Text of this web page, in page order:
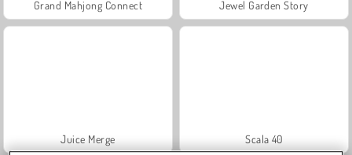
Grand Mahjong Connect Jewel Garden Story
Juice Merge Scala 40